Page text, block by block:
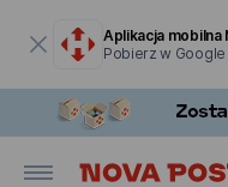
Aplikacja mobilna
Pobierz w Google